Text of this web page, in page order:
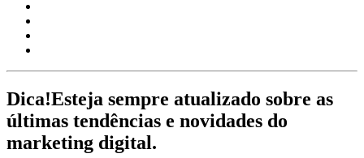
Dica!Esteja sempre atualizado sobre as
últimas tendências e novidades do
marketing digital.